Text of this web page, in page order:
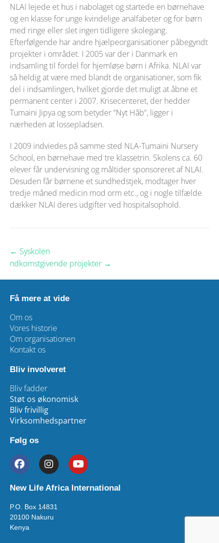
NLAI lejede et hus i nabolaget og startede en børnehave
og en klasse for unge kvindelige analfabeter og for børn
med ringe eller slet ingen tidligere skolegang.
Efterfølgende har andre hjælpeorganisationer påbegyndt
projekter i området. I 2005 var der i Danmark en
indsamling til fordel for hjemløse børn i Afrika. NLAI var
så heldig at være med blandt de organisationer, som fik
del i indsamlingen, hvilket gjorde det muligt at åbne et
permanent center i 2007. Krisecenteret, der hedder
Tumaini Jipya og som betyder ”Nyt Håb”, ligger i
nærheden at lossepladsen.
I 2009 indviedes på samme sted NLA-Tumaini Nursery
School, en børnehave med tre klassetrin. Skolens ca. 60
elever får undervisning og måltider sponsoreret af NLAI.
Desuden får børnene et sundhedstjek, modtager hver
tredje måned medicin mod orm etc., og i nogle tilfælde
dækker NLAI deres udgifter ved hospitalsophold.
← Syskolen
ndkomstgivende projekter →
Få mere at vide
Om os
Vores historie
Om organisationen
Kontakt os
Bliv involveret
Bliv fadder
Støt os økonomisk
Bliv frivillig
Virksomhedspartner
Følg os
New Life Africa International
P.O. Box 14831
20100 Nakuru
Kenya